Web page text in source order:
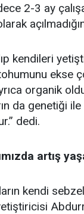
2-3 ay
kendileri
ekse
organik
da genetiği ile
dedi.
artış
kendi